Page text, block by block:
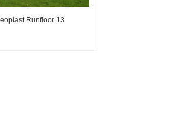
Runfloor 13